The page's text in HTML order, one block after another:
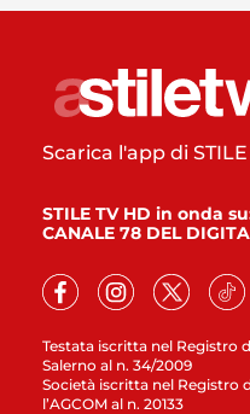
Testata iscritta nel Registro
Salerno al n. 34/2009
Società iscritta nel Registro
l’AGCOM al n. 20133
Scarica l'app di
STILE TV HD in onda
CANALE 78 DEL